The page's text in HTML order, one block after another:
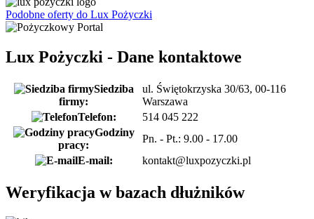
Podobne oferty do Lux Pożyczki
Lux Pożyczki - Dane kontaktowe
Siedziba
firmy:
ul. Świętokrzyska 30/63, 00-116
Warszawa
Telefon:
514 045 222
Godziny
pracy:
Pn. - Pt.: 9.00 - 17.00
E-mail:
kontakt@luxpozyczki.pl
Weryfikacja w bazach dłużników